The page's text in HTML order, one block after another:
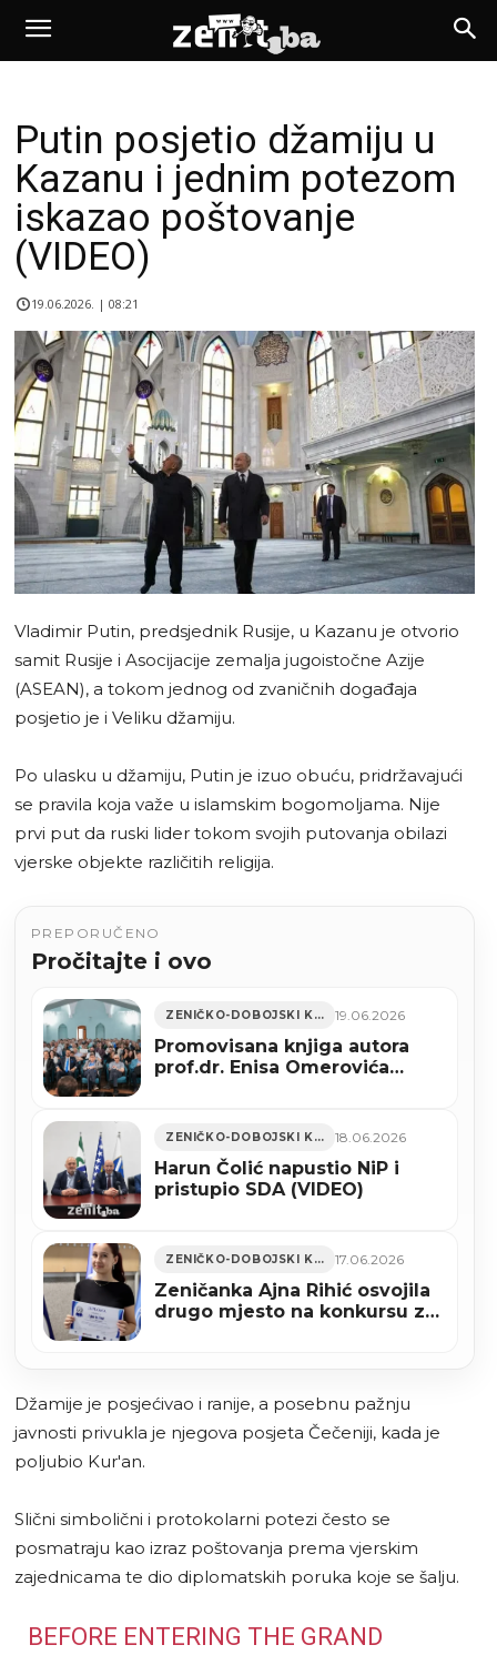
Putin posjetio džamiju u
Kazanu i jednim potezom
iskazao poštovanje
(VIDEO)
19.06.2026. | 08:21
Vladimir Putin, predsjednik Rusije, u Kazanu je otvorio
samit Rusije i Asocijacije zemalja jugoistočne Azije
(ASEAN), a tokom jednog od zvaničnih događaja
posjetio je i Veliku džamiju.
Po ulasku u džamiju, Putin je izuo obuću, pridržavajući
se pravila koja važe u islamskim bogomoljama. Nije
prvi put da ruski lider tokom svojih putovanja obilazi
vjerske objekte različitih religija.
PREPORUČENO
Pročitajte i ovo
ZENIČKO-DOBOJSKI KANTON 19.06.2026
Promovisana knjiga autora
prof.dr. Enisa Omerovića
ZENIČKO-DOBOJSKI KANTON 18.06.2026
Harun Čolić napustio NiP i
pristupio SDA (VIDEO)
ZENIČKO-DOBOJSKI KANTON 17.06.2026
Zeničanka Ajna Rihić osvojila
drugo mjesto na konkursu za
Džamije je posjećivao i ranije, a posebnu pažnju
javnosti privukla je njegova posjeta Čečeniji, kada je
poljubio Kur'an.
Slični simbolični i protokolarni potezi često se
posmatraju kao izraz poštovanja prema vjerskim
zajednicama te dio diplomatskih poruka koje se šalju.
BEFORE ENTERING THE GRAND